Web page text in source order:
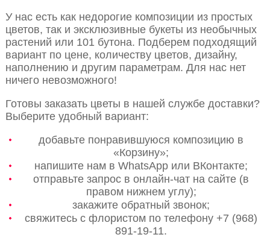
У нас есть как недорогие композиции из простых
цветов, так и эксклюзивные букеты из необычных
растений или 101 бутона. Подберем подходящий
вариант по цене, количеству цветов, дизайну,
наполнению и другим параметрам. Для нас нет
ничего невозможного!
Готовы заказать цветы в нашей службе доставки?
Выберите удобный вариант:
добавьте понравившуюся композицию в
«Корзину»;
напишите нам в WhatsApp или ВКонтакте;
отправьте запрос в онлайн-чат на сайте (в
правом нижнем углу);
закажите обратный звонок;
свяжитесь с флористом по телефону +7 (968)
891-19-11.